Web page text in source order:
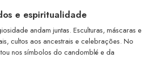
e espiritualidade
andam juntas. Esculturas, máscaras e
cultos aos ancestrais e celebrações. No
nos símbolos do candomblé e da